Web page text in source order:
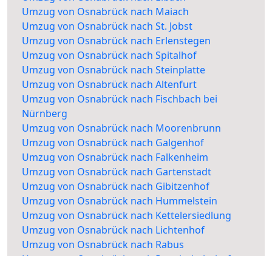
Umzug von Osnabrück nach Maiach
Umzug von Osnabrück nach St. Jobst
Umzug von Osnabrück nach Erlenstegen
Umzug von Osnabrück nach Spitalhof
Umzug von Osnabrück nach Steinplatte
Umzug von Osnabrück nach Altenfurt
Umzug von Osnabrück nach Fischbach bei
Nürnberg
Umzug von Osnabrück nach Moorenbrunn
Umzug von Osnabrück nach Galgenhof
Umzug von Osnabrück nach Falkenheim
Umzug von Osnabrück nach Gartenstadt
Umzug von Osnabrück nach Gibitzenhof
Umzug von Osnabrück nach Hummelstein
Umzug von Osnabrück nach Kettelersiedlung
Umzug von Osnabrück nach Lichtenhof
Umzug von Osnabrück nach Rabus